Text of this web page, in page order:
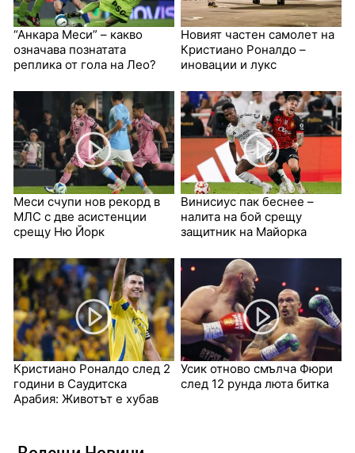
“Анкара Меси” – какво
означава познатата
реплика от гола на Лео?
Новият частен самолет на
Кристиано Роналдо –
иновации и лукс
Меси счупи нов рекорд в
МЛС с две асистенции
срещу Ню Йорк
Винисиус пак беснее –
налита на бой срещу
защитник на Майорка
Кристиано Роналдо след 2
години в Саудитска
Арабия: Животът е хубав
Усик отново смълча Фюри
след 12 рунда люта битка